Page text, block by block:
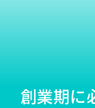
創業期に